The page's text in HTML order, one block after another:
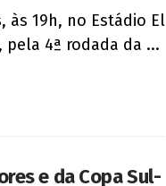
às 19h, no Estádio El
pela 4ª rodada da ...
e da Copa Sul-